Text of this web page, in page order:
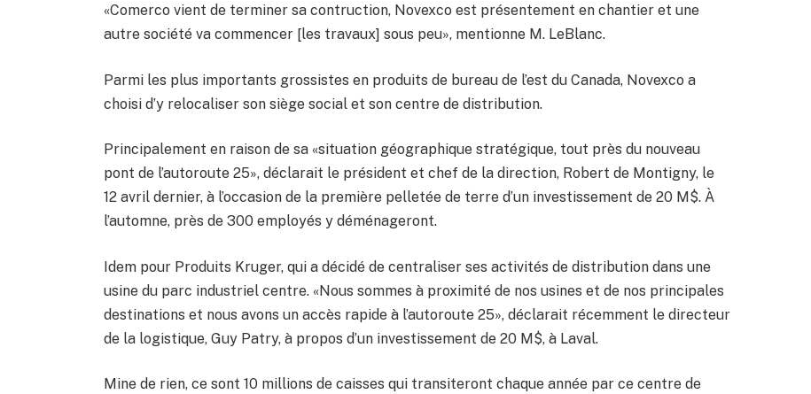
«Comerco vient de terminer sa contruction, Novexco est présentement en chantier et une
autre société va commencer [les travaux] sous peu», mentionne M. LeBlanc.
Parmi les plus importants grossistes en produits de bureau de l’est du Canada, Novexco a
choisi d’y relocaliser son siège social et son centre de distribution.
Principalement en raison de sa «situation géographique stratégique, tout près du nouveau
pont de l’autoroute 25», déclarait le président et chef de la direction, Robert de Montigny, le
12 avril dernier, à l’occasion de la première pelletée de terre d’un investissement de 20 M$. À
l’automne, près de 300 employés y déménageront.
Idem pour Produits Kruger, qui a décidé de centraliser ses activités de distribution dans une
usine du parc industriel centre. «Nous sommes à proximité de nos usines et de nos principales
destinations et nous avons un accès rapide à l’autoroute 25», déclarait récemment le directeur
de la logistique, Guy Patry, à propos d’un investissement de 20 M$, à Laval.
Mine de rien, ce sont 10 millions de caisses qui transiteront chaque année par ce centre de